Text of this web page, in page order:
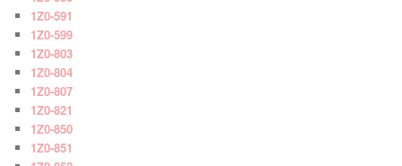
1Z0-591
1Z0-599
1Z0-803
1Z0-804
1Z0-807
1Z0-821
1Z0-850
1Z0-851